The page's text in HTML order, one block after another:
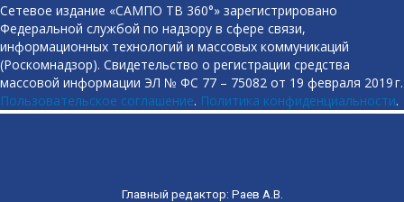
Сетевое издание «САМПО ТВ 360°» зарегистрировано
Федеральной службой по надзору в сфере связи,
информационных технологий и массовых коммуникаций
(Роскомнадзор). Свидетельство о регистрации средства
массовой информации ЭЛ № ФС 77 – 75082 от 19 февраля 2019 г.
Пользовательское соглашение. Политика конфиденциальности.
Главный редактор: Раев А.В.